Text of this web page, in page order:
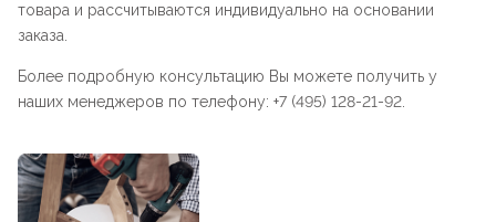
товара и рассчитываются индивидуально на основании
заказа.
Более подробную консультацию Вы можете получить у
наших менеджеров по телефону: +7 (495) 128-21-92.